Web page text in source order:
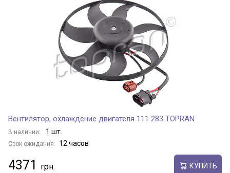
Вентилятор, охлаждение двигателя 111 283 TOPRAN
В наличии: 1 шт.
Срок ожидания: 12 часов
4371 КУПИТЬ